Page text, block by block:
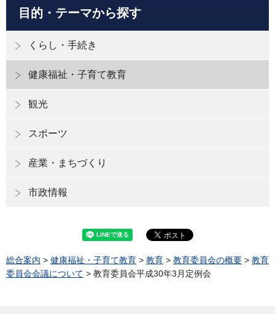
目的・テーマから探す
くらし・手続き
健康福祉・子育て教育
観光
スポーツ
産業・まちづくり
市政情報
総合案内 > 健康福祉・子育て教育 > 教育 > 教育委員会の概要 > 教育
委員会会議について > 教育委員会平成30年3月定例会